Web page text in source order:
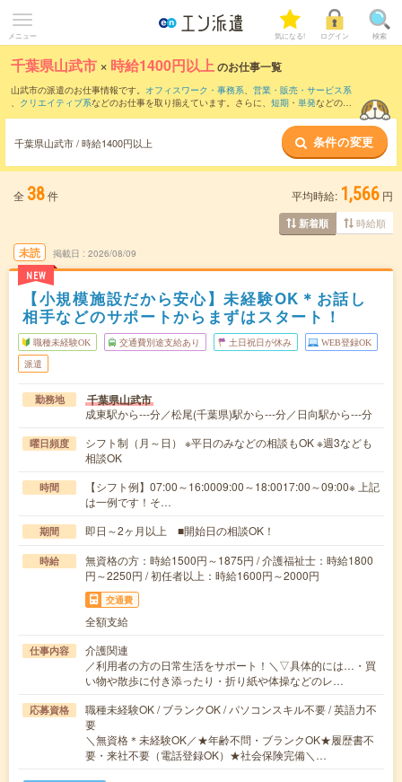
メニュー 気になる! ログイン 検索
千葉県山武市 × 時給1400円以上のお仕事一覧
山武市の派遣のお仕事情報です。 オフィスワーク・事務系、 営業・販売・サービス系
、 クリエイティブ系などのお仕事を取り揃えています。さらに、 短期 ・ 単発などの期
千葉県山武市 / 時給1400円以上 条件の変更
全 38件 平均時給: 1,566 円
新着順 時給順
未読
NEW
掲載日 2026/08/09
【小規模施設だから安心】未経験OK＊お話し
相手などのサポートからまずはスタート！
職種未経験OK 交通費別途支給あり 土日祝日が休み WEB登録OK
派遣
勤務地 千葉県山武市
成東駅から---分／松尾(千葉県)駅から---分／日向駅から---分
曜日頻度
シフト制（月～日） ※平日のみなどの相談もOK ※週3なども
相談OK
時間
【シフト例】07:00～16:0009:00～18:0017:00～09:00※ 上記
は一例です！そ…
期間 即日～2ヶ月以上 ■開始日の相談OK！
時給
無資格の方：時給1500円～1875円 / 介護福祉士：時給1800
円～2250円 / 初任者以上：時給1600円～2000円
交通費
全額支給
仕事内容
介護関連
／利用者の方の日常生活をサポート！＼▽具体的には…・買
い物や散歩に付き添ったり・折り紙や体操などのレ…
応募資格
職種未経験OK / ブランクOK / パソコンスキル不要 / 英語力不
要
＼無資格＊未経験OK／★年齢不問・ブランクOK★履歴書不
要・来社不要（電話登録OK）★社会保険完備＼…